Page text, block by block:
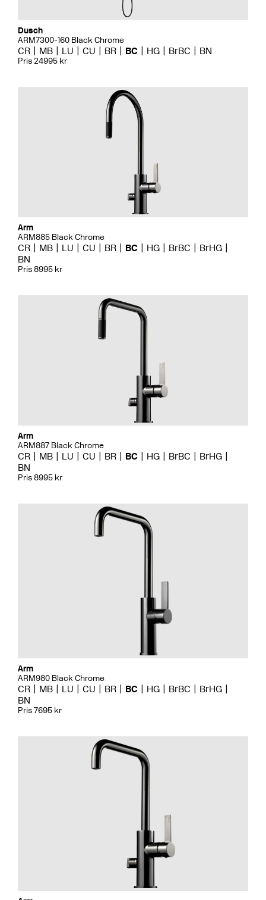
Dusch
ARM7300-160 Black Chrome
CR MB LU CU BR BC HG BrBC BN
Pris 24995 kr
Arm
ARM885 Black Chrome
CR MB LU CU BR BC HG BrBC
BrHG
BN
Pris 8995 kr
Arm
ARM887 Black Chrome
CR MB LU CU BR BC HG BrBC
BrHG
BN
Pris 8995 kr
Arm
ARM980 Black Chrome
CR MB LU CU BR BC HG BrBC
BrHG
BN
Pris 7695 kr